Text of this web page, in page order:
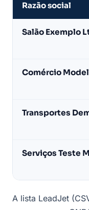
empresas
(dados
Razão social
Salão Exemplo
Comércio
Transportes
Serviços Teste
A lista LeadJet